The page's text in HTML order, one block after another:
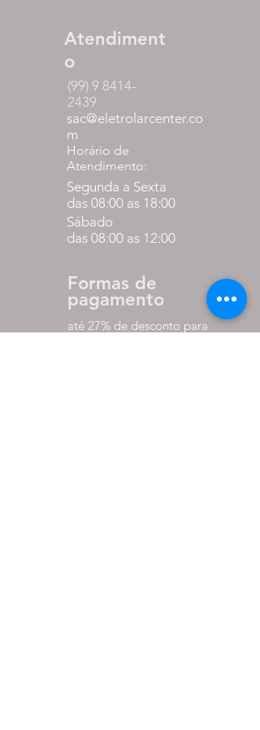
Atendiment
o
(99) 9 8414-
2439
sac@eletrolarcenter.co
m
Horário de
Atendimento:
Segunda a Sexta
das 08:00 as 18:00
Sábado
das 08:00 as 12:00
Formas de
pagamento
até 27% de desconto para
pagamento via pix